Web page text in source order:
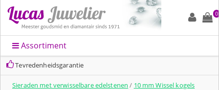
0
Assortiment
Tevredenheidsgarantie
Sieraden met verwisselbare edelstenen / 10 mm Wissel kogels